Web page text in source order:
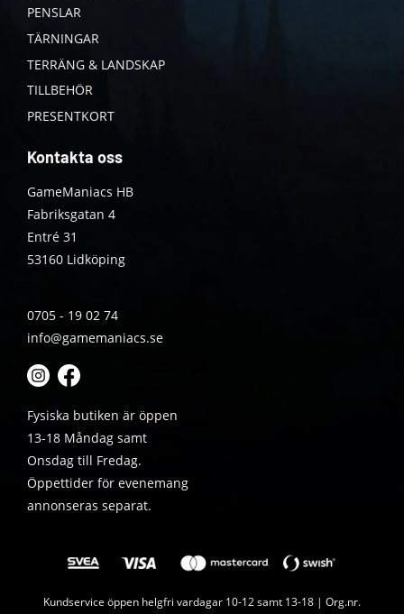
PENSLAR
TÄRNINGAR
TERRÄNG & LANDSKAP
TILLBEHÖR
PRESENTKORT
Kontakta oss
GameManiacs HB
Fabriksgatan 4
Entré 31
53160 Lidköping
0705 - 19 02 74
info@gamemaniacs.se
Fysiska butiken är öppen
13-18 Måndag samt
Onsdag till Fredag.
Öppettider för evenemang
annonseras separat.
Kundservice öppen helgfri vardagar 10-12 samt 13-18 | Org.nr.